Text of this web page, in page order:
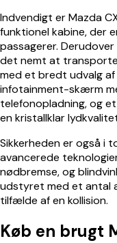
Indvendigt er Mazda
funktionel kabine, der
passagerer.
det nemt at
med et bredt udvalg
infotainment-skærm
telefonopladning, og
en kristallklar
Sikkerheden er også i
avancerede
nødbremse, og
udstyret med et antal
tilfælde af en kollision.
Køb en brugt